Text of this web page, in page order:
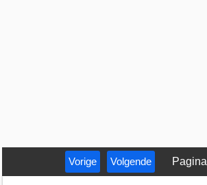
Vorige Volgende Pagina